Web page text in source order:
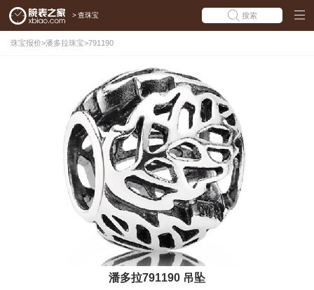
> 查珠宝 搜索
珠宝报价>潘多拉珠宝>791190
潘多拉791190 吊坠